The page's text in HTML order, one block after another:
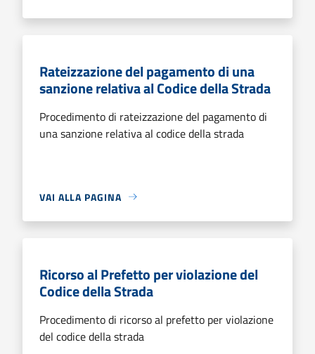
Rateizzazione del pagamento di una
sanzione relativa al Codice della Strada
Procedimento di rateizzazione del pagamento di
una sanzione relativa al codice della strada
VAI ALLA PAGINA
Ricorso al Prefetto per violazione del
Codice della Strada
Procedimento di ricorso al prefetto per violazione
del codice della strada